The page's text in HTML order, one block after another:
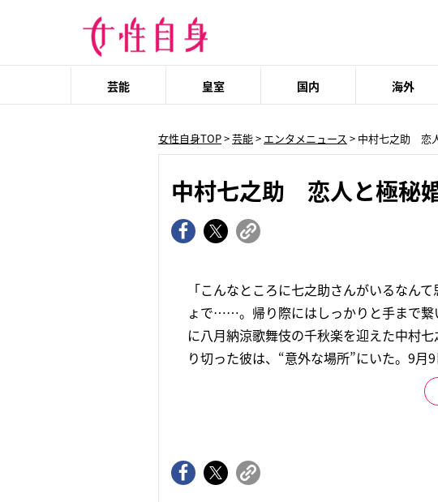
芸能 皇室 国内 海外
女性自身TOP>芸能> エンタメニュース > 中村七之助 恋
中村七之助 恋人と極秘
「こんなところに七之助さんがいるなん
ょで……。帰り際にはしっかりと手まで繋
に八月納涼歌舞伎の千秋楽を迎えた中村
り切った彼は、“意外な場所”にいた。9